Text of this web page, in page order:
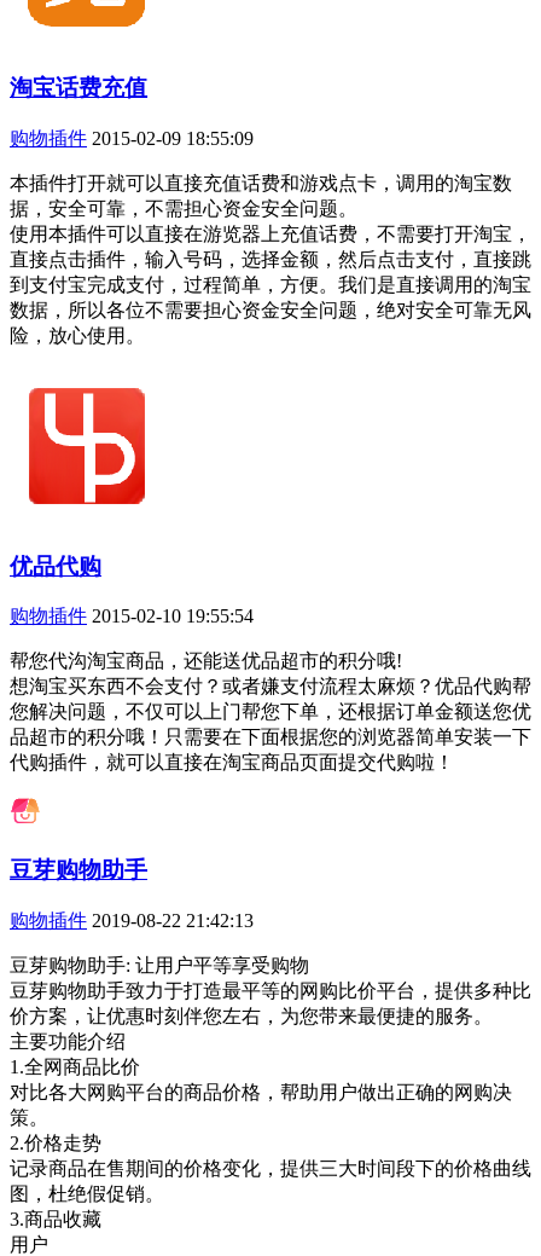
淘宝话费充值
购物插件 2015-02-09 18:55:09
本插件打开就可以直接充值话费和游戏点卡，调用的淘宝数
据，安全可靠，不需担心资金安全问题。
使用本插件可以直接在游览器上充值话费，不需要打开淘宝，
直接点击插件，输入号码，选择金额，然后点击支付，直接跳
到支付宝完成支付，过程简单，方便。我们是直接调用的淘宝
数据，所以各位不需要担心资金安全问题，绝对安全可靠无风
险，放心使用。
优品代购
购物插件 2015-02-10 19:55:54
帮您代沟淘宝商品，还能送优品超市的积分哦!
想淘宝买东西不会支付？或者嫌支付流程太麻烦？优品代购帮
您解决问题，不仅可以上门帮您下单，还根据订单金额送您优
品超市的积分哦！只需要在下面根据您的浏览器简单安装一下
代购插件，就可以直接在淘宝商品页面提交代购啦！
豆芽购物助手
购物插件 2019-08-22 21:42:13
豆芽购物助手: 让用户平等享受购物
豆芽购物助手致力于打造最平等的网购比价平台，提供多种比
价方案，让优惠时刻伴您左右，为您带来最便捷的服务。
主要功能介绍
1.全网商品比价
对比各大网购平台的商品价格，帮助用户做出正确的网购决
策。
2.价格走势
记录商品在售期间的价格变化，提供三大时间段下的价格曲线
图，杜绝假促销。
3.商品收藏
用户